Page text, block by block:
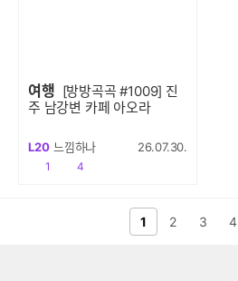
여행 [방방곡곡 #1009] 진
주 남강변 카페 아오라
L20 느낌하나 26.07.30.
공감
1 4
1 2 3 4
다음 페이지